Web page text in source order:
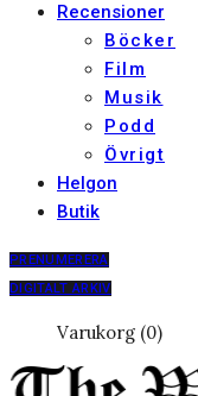
Recensioner
Böcker
Film
Musik
Podd
Övrigt
Helgon
Butik
PRENUMERERA
DIGITALT ARKIV
Varukorg (0)